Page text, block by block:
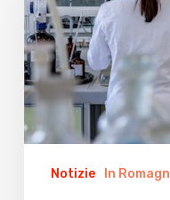
nel
Cesenate
Notizie In